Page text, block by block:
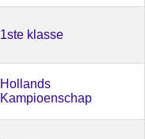
1ste klasse
Hollands
Kampioenschap